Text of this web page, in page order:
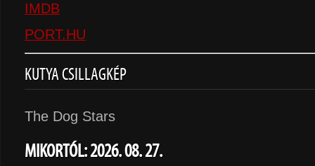
IMDB
PORT.HU
KUTYA CSILLAGKÉP
The Dog Stars
MIKORTÓL: 2026. 08. 27.